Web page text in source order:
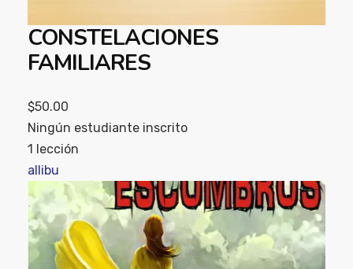
CONSTELACIONES
FAMILIARES
$50.00
Ningún estudiante inscrito
1 lección
allibu